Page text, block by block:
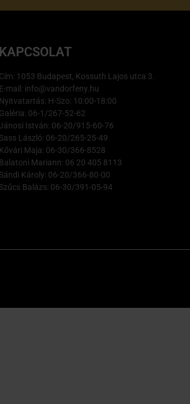
KAPCSOLAT
Cím: 1053 Budapest, Kossuth Lajos utca 3.
E-mail: info@vandorfeny.hu
Nyitvatartás: H-Szo: 10:00-18:00
Galéria: 06-1/267-52-62
István: 06-20/915-60-76
Sass László: 06-20/265-25-49
Kővári Maja: 06-30/366-8528
Balatoni Mariann: 06 20 405 8113
Sándi Károly: 06-20/366-80-00
Szűcs Balázs: 06-30/391-05-94